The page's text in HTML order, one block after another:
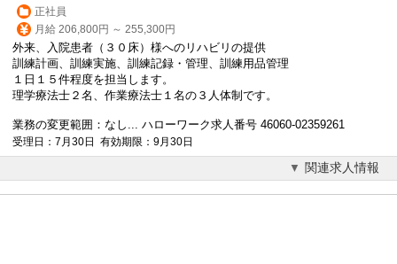
正社員
月給 206,800円 ～ 255,300円
外来、入院患者（３０床）様へのリハビリの提供
訓練計画、訓練実施、訓練記録・管理、訓練用品管理
１日１５件程度を担当します。
理学療法士２名、作業療法士１名の３人体制です。
業務の変更範囲：なし... ハローワーク求人番号 46060-02359261
受理日：7月30日 有効期限：9月30日
関連求人情報